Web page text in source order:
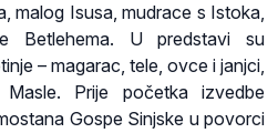
malog Isusa, mudrace s Istoka,
Betlehema. U predstavi su
– magarac, tele, ovce i janjci,
Prije početka izvedbe
Gospe Sinjske u povorci